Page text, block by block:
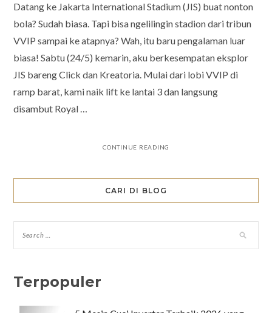
Datang ke Jakarta International Stadium (JIS) buat nonton
bola? Sudah biasa. Tapi bisa ngelilingin stadion dari tribun
VVIP sampai ke atapnya? Wah, itu baru pengalaman luar
biasa! Sabtu (24/5) kemarin, aku berkesempatan eksplor
JIS bareng Click dan Kreatoria. Mulai dari lobi VVIP di
ramp barat, kami naik lift ke lantai 3 dan langsung
disambut Royal …
CONTINUE READING
CARI DI BLOG
Terpopuler